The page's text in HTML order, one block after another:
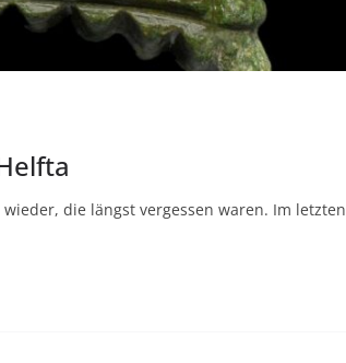
die längst vergessen waren. Im letzten